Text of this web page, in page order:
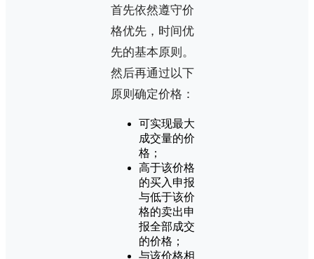
首先依然遵守价
格优先，时间优
先的基本原则。
然后再通过以下
原则确定价格：
可实现最大
成交量的价
格；
高于该价格
的买入申报
与低于该价
格的卖出申
报全部成交
的价格；
与该价格相